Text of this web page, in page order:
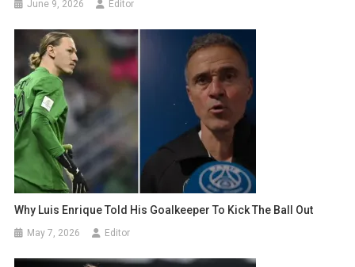
June 9, 2026 Editor
Why Luis Enrique Told His Goalkeeper To Kick The Ball Out
May 7, 2026 Editor